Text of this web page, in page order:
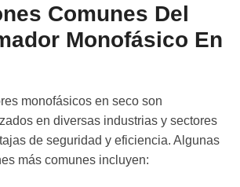
Comunes Del
Monofásico En
monofásicos en seco son
en diversas industrias y sectores
de seguridad y eficiencia. Algunas
más comunes incluyen: